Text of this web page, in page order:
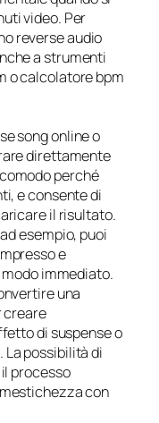
video. Per
reverse audio
a strumenti
o calcolatore bpm
song online o
direttamente
perché
e consente di
il risultato.
esempio, puoi
e
immediato.
una
creare
di suspense o
possibilità di
processo
con